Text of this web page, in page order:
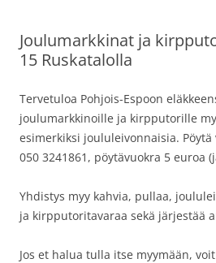
Joulumarkkinat ja
15 Ruskatalolla
Tervetuloa Pohjois-Espoon
joulumarkkinoille ja kirpputorille
esimerkiksi joululeivonnaisia.
050 3241861, pöytävuokra 5 euroa
Yhdistys myy kahvia, pullaa,
ja kirpputoritavaraa sekä järjestää
Jos et halua tulla itse myymään,